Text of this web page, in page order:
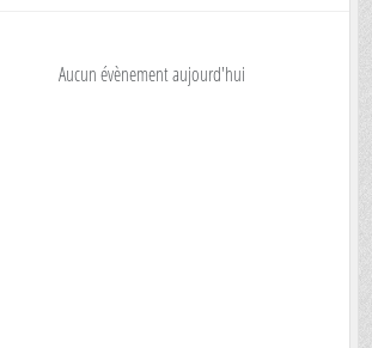
Aucun évènement aujourd'hui